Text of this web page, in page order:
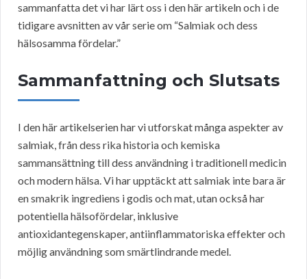
sammanfatta det vi har lärt oss i den här artikeln och i de
tidigare avsnitten av vår serie om “Salmiak och dess
hälsosamma fördelar.”
Sammanfattning och Slutsats
I den här artikelserien har vi utforskat många aspekter av
salmiak, från dess rika historia och kemiska
sammansättning till dess användning i traditionell medicin
och modern hälsa. Vi har upptäckt att salmiak inte bara är
en smakrik ingrediens i godis och mat, utan också har
potentiella hälsofördelar, inklusive
antioxidantegenskaper, antiinflammatoriska effekter och
möjlig användning som smärtlindrande medel.